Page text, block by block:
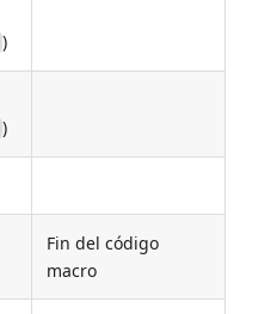
)
)
Fin del código
macro